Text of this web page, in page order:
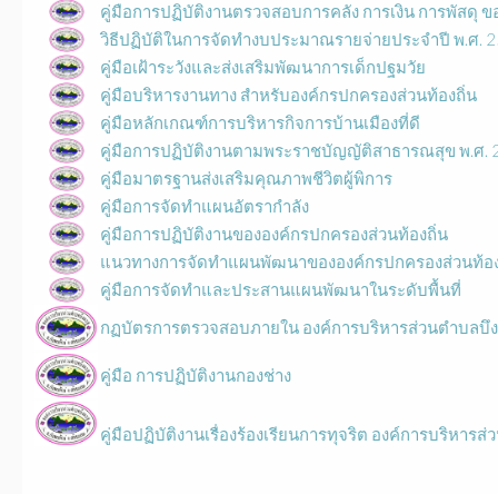
คู่มือการปฏิบัติงานตรวจสอบการคลัง การเงิน การพัสดุ ข
วิธีปฏิบัติในการจัดทำงบประมาณรายจ่ายประจำปี พ.ศ.
คู่มือเฝ้าระวังและส่งเสริมพัฒนาการเด็กปฐมวัย
คู่มือบริหารงานทาง สำหรับองค์กรปกครองส่วนท้องถิ่น
คู่มือหลักเกณฑ์การบริหารกิจการบ้านเมืองที่ดี
คู่มือการปฏิบัติงานตามพระราชบัญญัติสาธารณสุข พ.ศ.
คู่มือมาตรฐานส่งเสริมคุณภาพชีวิตผู้พิการ
คู่มือการจัดทำแผนอัตรากำลัง
คู่มือการปฏิบัติงานขององค์กรปกครองส่วนท้องถิ่น
แนวทางการจัดทำแผนพัฒนาขององค์กรปกครองส่วนท้อ
คู่มือการจัดทำและประสานแผนพัฒนาในระดับพื้นที่
กฏบัตรการตรวจสอบภายใน องค์การบริหารส่วนตำบลบึ
คู่มือ การปฏิบัติงานกองช่าง
คู่มือปฏิบัติงานเรื่องร้องเรียนการทุจริต องค์การบริหารส่